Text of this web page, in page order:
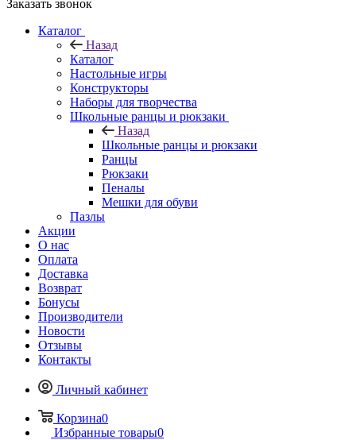
Заказать звонок
Каталог
Назад
Каталог
Настольные игры
Конструкторы
Наборы для творчества
Школьные ранцы и рюкзаки
Назад
Школьные ранцы и рюкзаки
Ранцы
Рюкзаки
Пеналы
Мешки для обуви
Пазлы
Акции
О нас
Оплата
Доставка
Возврат
Бонусы
Производители
Новости
Отзывы
Контакты
Личный кабинет
Корзина0
Избранные товары0